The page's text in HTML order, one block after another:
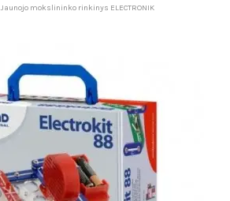
Jaunojo mokslininko rinkinys ELECTRONIK